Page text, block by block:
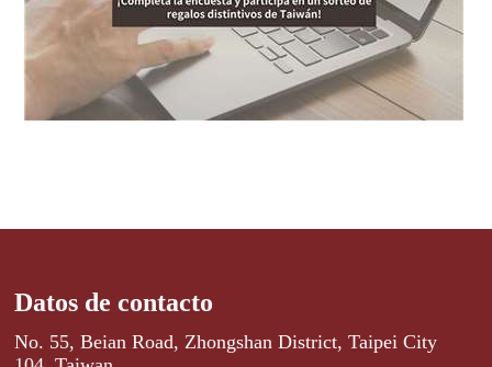
Datos de contacto
No. 55, Beian Road, Zhongshan District, Taipei City